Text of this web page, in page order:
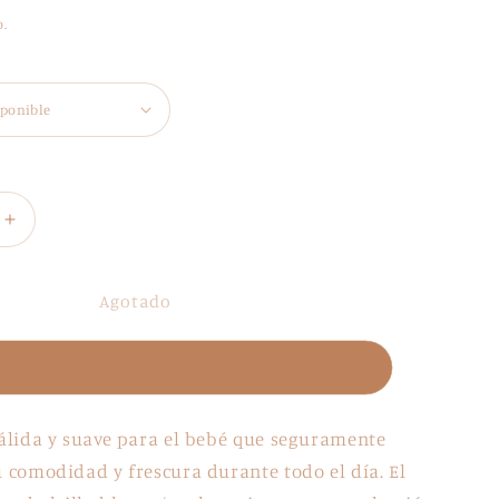
Aumentar
cantidad
mexicano
Agotado
y suave para el bebé que seguramente
comodidad y frescura durante todo el día. El